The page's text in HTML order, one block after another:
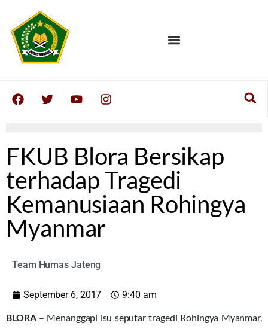
FKUB Blora Bersikap
terhadap Tragedi
Kemanusiaan Rohingya
Myanmar
Team Humas Jateng
September 6, 2017
9:40 am
BLORA– Menanggapi isu seputar tragedi Rohingya Myanmar,